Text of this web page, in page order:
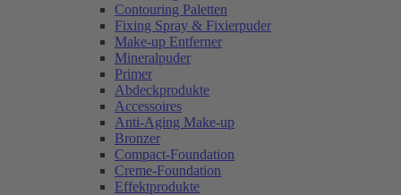
Contouring Paletten
Fixing Spray & Fixierpuder
Make-up Entferner
Mineralpuder
Primer
Abdeckprodukte
Accessoires
Anti-Aging Make-up
Bronzer
Compact-Foundation
Creme-Foundation
Effektprodukte